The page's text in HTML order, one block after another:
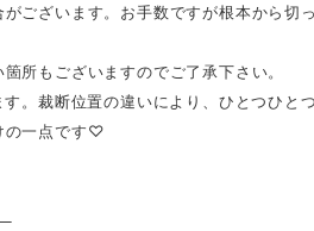
がございます。お手数ですが根本から切
所もございますのでご了承下さい。
。裁断位置の違いにより、ひとつひと
の一点です♡